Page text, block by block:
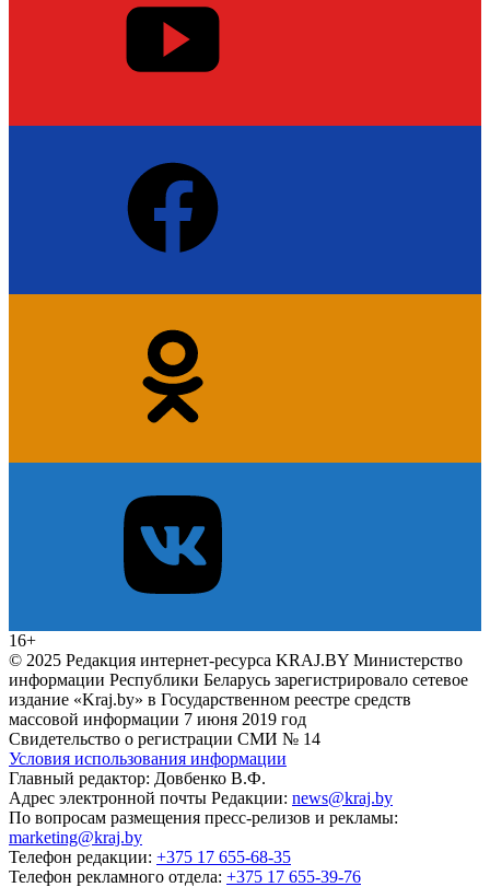
16+
© 2025 Редакция интернет-ресурса KRAJ.BY Министерство
информации Республики Беларусь зарегистрировало сетевое
издание «Kraj.by» в Государственном реестре средств
массовой информации 7 июня 2019 год
Свидетельство о регистрации СМИ № 14
Условия использования информации
Главный редактор: Довбенко В.Ф.
Адрес электронной почты Редакции: news@kraj.by
По вопросам размещения пресс-релизов и рекламы:
marketing@kraj.by
Телефон редакции: +375 17 655-68-35
Телефон рекламного отдела: +375 17 655-39-76